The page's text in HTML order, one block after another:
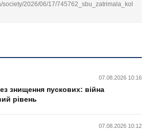
society/2026/06/17/745762_sbu_zatrimala_kol
07.08.2026 10:16
знищення пускових: війна
рівень
07.08.2026 10:12